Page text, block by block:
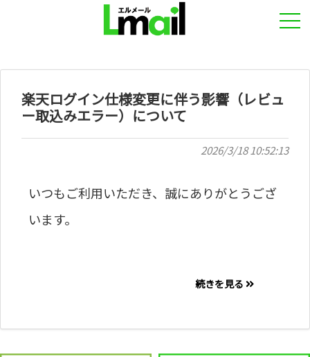
楽天ログイン仕様変更に伴う影響（レビュ
ー取込みエラー）について
2026/3/18 10:52:13
いつもご利用いただき、誠にありがとうござ
います。
続きを見る